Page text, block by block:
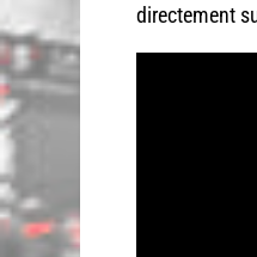
directement